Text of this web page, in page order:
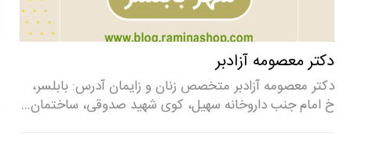
دکتر معصومه آزادبر
دکتر معصومه آزادبر متخصص زنان و زایمان آدرس: بابلسر،
خ امام جنب داروخانه سهیل، کوی شهید صدوقی، ساختمان…